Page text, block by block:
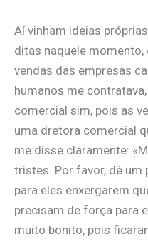
Aí vinham ideias
ditas naquele
vendas das empresas
humanos me
comercial sim, pois as
uma dretora comercial
me disse claramente:
tristes. Por favor, dê um
para eles enxergarem
precisam de força para
muito bonito, pois